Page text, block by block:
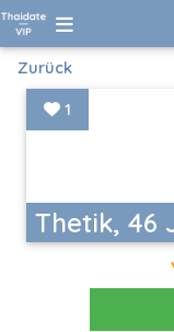
Zurück
Thetik, 46
1